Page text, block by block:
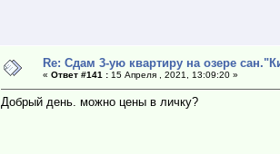
Re: Сдам 3-ую квартиру на озере
« Ответ #141 :15 Апреля , 2021, 13:09:20 »
Добрый день. можно цены в личку?